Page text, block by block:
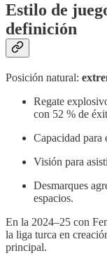
Estilo de
definición
Posición natural:
Regate
con 52 % de
Capacidad para
Visión para
Desmarques
espacios.
En la 2024–25 con
la liga turca en
principal.